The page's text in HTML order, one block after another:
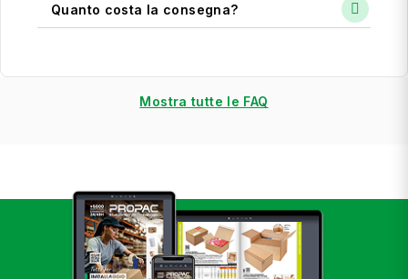
Quanto costa la consegna?
Mostra tutte le FAQ